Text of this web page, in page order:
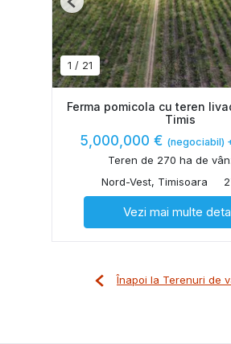
1 / 21
Previous
Ferma pomicola cu teren
Timis
5,000,000 € (negociabil)
Teren de 270 ha de
Nord-Vest, Timisoara
Vezi mai multe
Înapoi la Terenuri de